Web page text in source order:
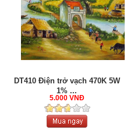
DT410 Điện trở vạch 470K 5W
1% ...
5.000 VNĐ